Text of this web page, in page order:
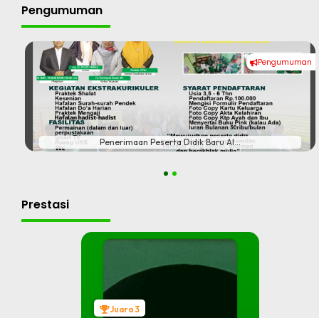
Pengumuman
Pengumuman
Penerimaan Peserta Didik Baru Al...
Prestasi
Juara 3